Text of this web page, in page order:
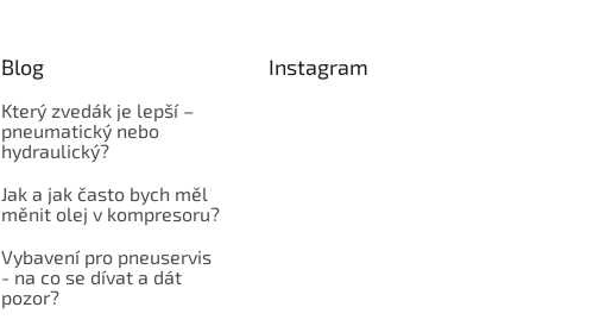
Blog
Který zvedák je lepší –
pneumatický nebo
hydraulický?
Jak a jak často bych měl
měnit olej v kompresoru?
Vybavení pro pneuservis
- na co se dívat a dát
pozor?
Instagram